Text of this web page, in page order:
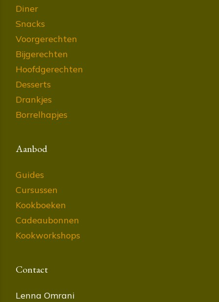
Diner
Snacks
Voorgerechten
Bijgerechten
Hoofdgerechten
Desserts
Drankjes
Borrelhapjes
Aanbod
Guides
Cursussen
Kookboeken
Cadeaubonnen
Kookworkshops
Contact
Lenna Omrani